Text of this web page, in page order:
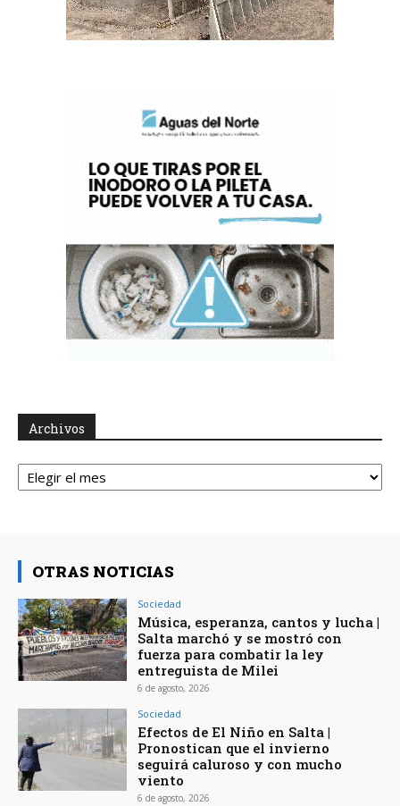
Archivos
Archivos
OTRAS NOTICIAS
Sociedad
Música, esperanza, cantos y lucha |
Salta marchó y se mostró con
fuerza para combatir la ley
entreguista de Milei
6 de agosto, 2026
Sociedad
Efectos de El Niño en Salta |
Pronostican que el invierno
seguirá caluroso y con mucho
viento
6 de agosto, 2026